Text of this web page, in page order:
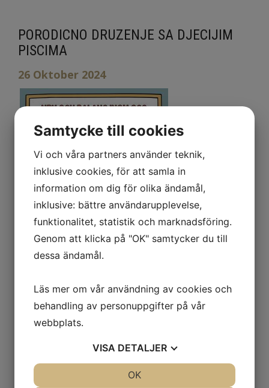
PORODICNO DRUZENJE SA DJECIJIM
PISCIMA
26 Oktober 2024
Bujrum
Samtycke till cookies
Vi och våra partners använder teknik,
inklusive cookies, för att samla in
information om dig för olika ändamål,
inklusive: bättre användarupplevelse,
funktionalitet, statistik och marknadsföring.
Genom att klicka på "OK" samtycker du till
dessa ändamål.
Läs mer om vår användning av cookies och
behandling av personuppgifter på vår
webbplats.
VISA DETALJER
OK